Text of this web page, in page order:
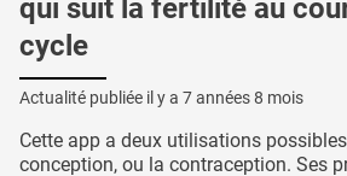
qui suit la fertilité au
cycle
Actualité publiée il y a 7 années 8 mois
Cette app a deux utilisations
conception, ou la contraception. Ses